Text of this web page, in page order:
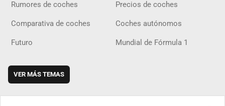
Rumores de coches Precios de coches
Comparativa de coches Coches autónomos
Futuro Mundial de Fórmula 1
VER MÁS TEMAS